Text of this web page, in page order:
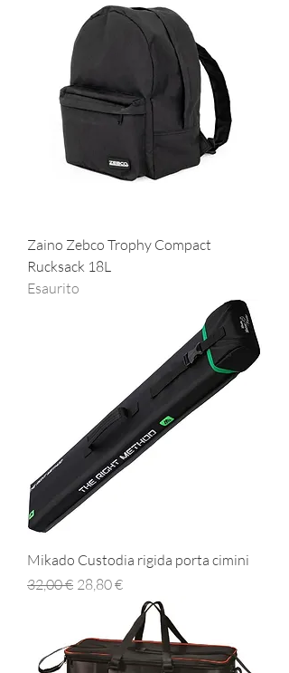
Zaino Zebco Trophy Compact
Rucksack 18L
Esaurito
Mikado Custodia rigida porta cimini
Prezzo regolare
32,00 € Prezzo scontato
28,80 €